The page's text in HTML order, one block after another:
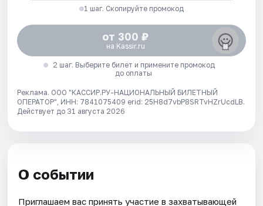
1 шаг. Скопируйте промокод
от 300 ₽
на Kassir.ru
2 шаг. Выберите билет и примените промокод
до оплаты
Реклама. ООО "КАССИР.РУ-НАЦИОНАЛЬНЫЙ БИЛЕТНЫЙ
ОПЕРАТОР", ИНН: 7841075409 erid: 25H8d7vbP8SRTvHZrUcdLB.
Действует до 31 августа 2026
О событии
Приглашаем вас принять участие в захватывающей